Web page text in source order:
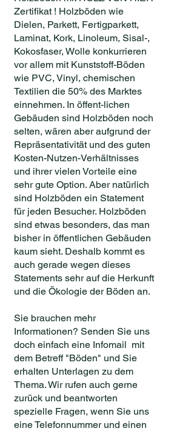
Zertifikat ! Holzböden wie
Dielen, Parkett, Fertigparkett,
Laminat, Kork, Linoleum, Sisal-,
Kokosfaser, Wolle konkurrieren
vor allem mit Kunststoff-Böden
wie PVC, Vinyl, chemischen
Textilien die 50% des Marktes
einnehmen. In öffent-lichen
Gebäuden sind Holzböden noch
selten, wären aber aufgrund der
Repräsentativität und des guten
Kosten-Nutzen-Verhältnisses
und ihrer vielen Vorteile eine
sehr gute Option. Aber natürlich
sind Holzböden ein Statement
für jeden Besucher. Holzböden
sind etwas besonders, das man
bisher in öffentlichen Gebäuden
kaum sieht. Deshalb kommt es
auch gerade wegen dieses
Statements sehr auf die Herkunft
und die Ökologie der Böden an.
Sie brauchen mehr
Informationen? Senden Sie uns
doch einfach eine Infomail mit
dem Betreff "Böden" und Sie
erhalten Unterlagen zu dem
Thema. Wir rufen auch gerne
zurück und beantworten
spezielle Fragen, wenn Sie uns
eine Telefonnummer und einen